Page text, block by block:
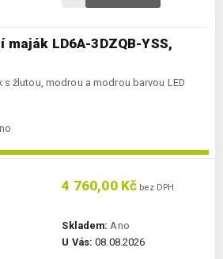
maják LD6A-3DZQB-YSS,
s žlutou, modrou a modrou barvou LED
4 760,00 Kč bez DPH
Skladem: Ano
U Vás: 08.08.2026